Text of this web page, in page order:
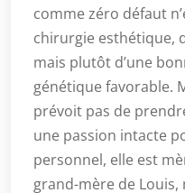
comme zéro défaut
chirurgie esthétique,
mais plutôt d’une
génétique favorable.
prévoit pas de
une passion intacte
personnel, elle est
grand-mère de Louis,